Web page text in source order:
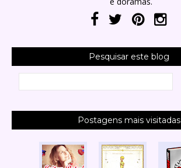
Pesquisar este blog
Postagens mais visitadas